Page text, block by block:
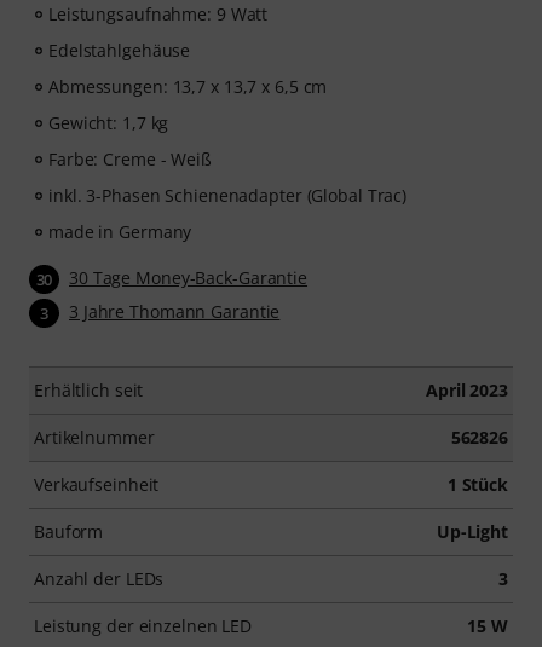
Leistungsaufnahme: 9 Watt
Edelstahlgehäuse
Abmessungen: 13,7 x 13,7 x 6,5 cm
Gewicht: 1,7 kg
Farbe: Creme - Weiß
inkl. 3-Phasen Schienenadapter (Global Trac)
made in Germany
30 30 Tage Money-Back-Garantie
3 3 Jahre Thomann Garantie
Erhältlich seit April 2023
Artikelnummer 562826
Verkaufseinheit 1 Stück
Bauform Up-Light
Anzahl der LEDs 3
Leistung der einzelnen LED 15 W